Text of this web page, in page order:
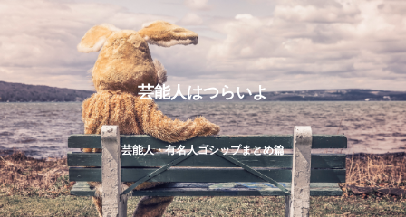
芸能人はつらいよ
芸能人・有名人ゴシップまとめ篇